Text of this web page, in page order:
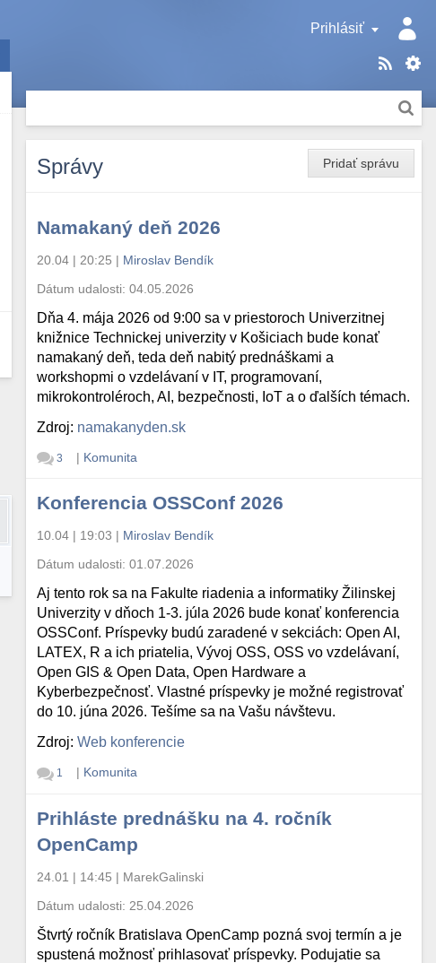
Prihlásiť
Pridať správu
Správy
Namakaný deň 2026
20.04 | 20:25 | Miroslav Bendík
Dátum udalosti:04.05.2026
Dňa 4. mája 2026 od 9:00 sa v priestoroch Univerzitnej
knižnice Technickej univerzity v Košiciach bude konať
namakaný deň, teda deň nabitý prednáškami a
workshopmi o vzdelávaní v IT, programovaní,
mikrokontroléroch, AI, bezpečnosti, IoT a o ďalších témach.
Zdroj: namakanyden.sk
3 | Komunita
Konferencia OSSConf 2026
10.04 | 19:03 | Miroslav Bendík
Dátum udalosti:01.07.2026
Aj tento rok sa na Fakulte riadenia a informatiky Žilinskej
Univerzity v dňoch 1-3. júla 2026 bude konať konferencia
OSSConf. Príspevky budú zaradené v sekciách: Open AI,
LATEX, R a ich priatelia, Vývoj OSS, OSS vo vzdelávaní,
Open GIS & Open Data, Open Hardware a
Kyberbezpečnosť. Vlastné príspevky je možné registrovať
do 10. júna 2026. Tešíme sa na Vašu návštevu.
Zdroj:Web konferencie
1 | Komunita
Prihláste prednášku na 4. ročník
OpenCamp
24.01 | 14:45 | MarekGalinski
Dátum udalosti: 25.04.2026
Štvrtý ročník Bratislava OpenCamp pozná svoj termín a je
spustená možnosť prihlasovať príspevky. Podujatie sa